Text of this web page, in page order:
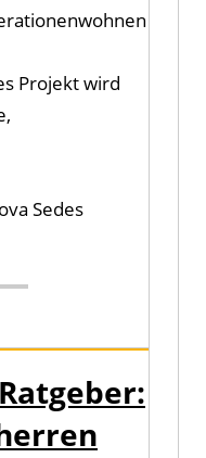
Projekt wird
Sedes